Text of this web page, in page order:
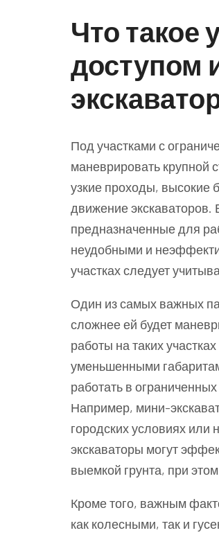
Что такое
доступом
Под участками с
маневрировать крупной
узкие проходы, высокие
движение экскаваторов.
предназначенные для
неудобными и
участках следует
Один из самых важных
сложнее ей будет
работы на таких
уменьшенными
работать в
Например, мини-
городских условиях или
экскаваторы могут
выемкой грунта, при
Кроме того, важным
как колесными, так и